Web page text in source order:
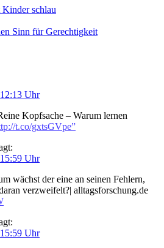
schlau
Sinn für Gerechtigkeit
Uhr
Kopfsache – Warum lernen
t.co/gxtsGVpe”
Uhr
wächst der eine an seinen Fehlern,
verzweifelt?| alltagsforschung.de
Uhr